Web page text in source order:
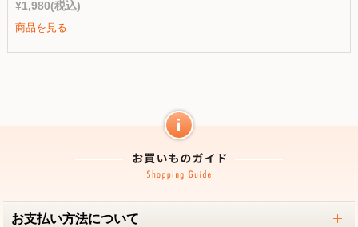
¥1,980(税込)
商品を見る
お支払い方法について